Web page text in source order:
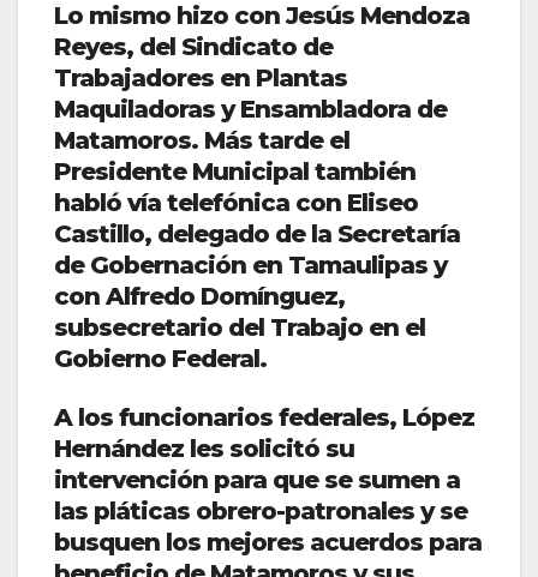
Lo mismo hizo con Jesús Mendoza
Reyes, del Sindicato de
Trabajadores en Plantas
Maquiladoras y Ensambladora de
Matamoros. Más tarde el
Presidente Municipal también
habló vía telefónica con Eliseo
Castillo, delegado de la Secretaría
de Gobernación en Tamaulipas y
con Alfredo Domínguez,
subsecretario del Trabajo en el
Gobierno Federal.
A los funcionarios federales, López
Hernández les solicitó su
intervención para que se sumen a
las pláticas obrero-patronales y se
busquen los mejores acuerdos para